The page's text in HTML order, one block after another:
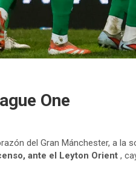
One
del Gran Mánchester, a la
ante el Leyton Orient ,